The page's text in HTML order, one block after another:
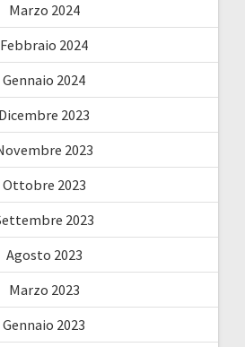
Marzo 2024
Febbraio 2024
Gennaio 2024
Dicembre 2023
2023
Ottobre 2023
2023
Agosto 2023
Marzo 2023
Gennaio 2023